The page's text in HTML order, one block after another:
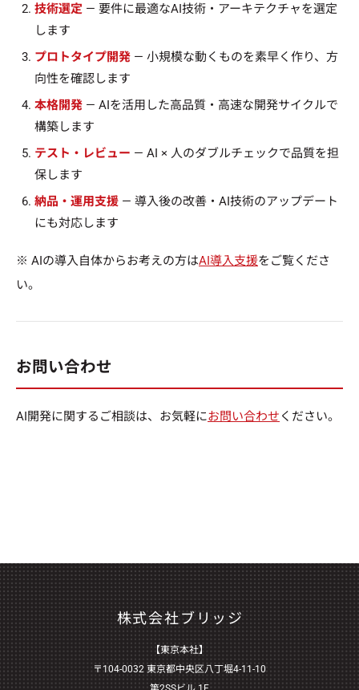
技術選定— 要件に最適なAI技術・アーキテクチャを選定
します
プロトタイプ開発— 小規模な動くものを素早く作り、方
向性を確認します
本格開発— AIを活用した高品質・高速な開発サイクルで
構築します
テスト・レビュー — AI × 人のダブルチェックで品質を担
保します
納品・運用支援— 導入後の改善・AI技術のアップデート
にも対応します
※ AIの導入自体からお考えの方はAI導入支援をご覧くださ
い。
お問い合わせ
AI開発に関するご相談は、お気軽にお問い合わせ ください。
株式会社ブリッジ
【東京本社】
〒104-0032 東京都中央区八丁堀4-11-10